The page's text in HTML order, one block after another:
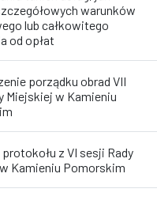
warunków
lub całkowitego
od opłat
porządku obrad VII
Miejskiej w Kamieniu
z VI sesji Rady
Kamieniu Pomorskim